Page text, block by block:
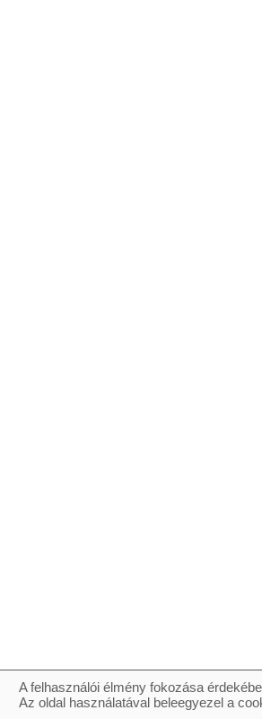
A felhasználói élmény fokozása
Az oldal használatával beleegyezel a